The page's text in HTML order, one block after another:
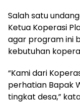
Salah satu
Ketua Koperasi
agar program ini
kebutuhan
“Kami dari
perhatian Bapak
tingkat desa,”